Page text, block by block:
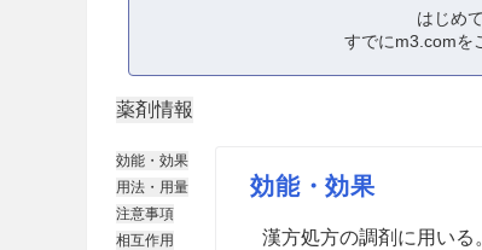
はじめ
すでにm3.comを
薬剤情報
効能・効果
用法・用量
注意事項
相互作用
効能・効果
漢方処方の調剤に用いる